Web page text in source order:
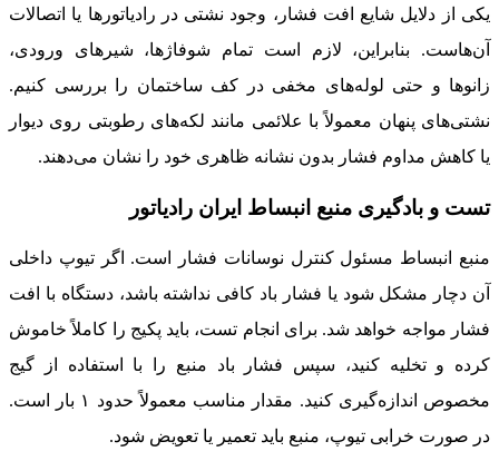
یکی از دلایل شایع افت فشار، وجود نشتی در رادیاتورها یا اتصالات
آن‌هاست. بنابراین، لازم است تمام شوفاژها، شیرهای ورودی،
زانوها و حتی لوله‌های مخفی در کف ساختمان را بررسی کنیم.
نشتی‌های پنهان معمولاً با علائمی مانند لکه‌های رطوبتی روی دیوار
یا کاهش مداوم فشار بدون نشانه ظاهری خود را نشان می‌دهند.
تست و بادگیری منبع انبساط ایران رادیاتور
منبع انبساط مسئول کنترل نوسانات فشار است. اگر تیوپ داخلی
آن دچار مشکل شود یا فشار باد کافی نداشته باشد، دستگاه با افت
فشار مواجه خواهد شد. برای انجام تست، باید پکیج را کاملاً خاموش
کرده و تخلیه کنید، سپس فشار باد منبع را با استفاده از گیج
مخصوص اندازه‌گیری کنید. مقدار مناسب معمولاً حدود ۱ بار است.
در صورت خرابی تیوپ، منبع باید تعمیر یا تعویض شود.